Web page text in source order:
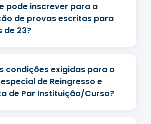
pode inscrever para a
de provas escritas para
de 23?
condições exigidas para o
de Reingresso e
de Par Instituição/Curso?